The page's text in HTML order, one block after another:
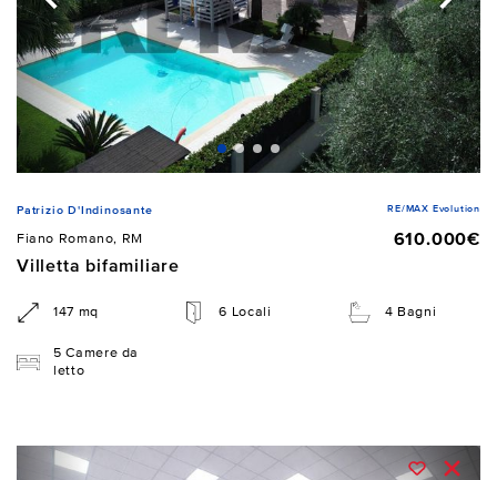
Patrizio D'Indinosante RE/MAX Evolution
Fiano Romano, RM
610.000€
Villetta bifamiliare
147 mq 6 Locali 4 Bagni
5 Camere da
letto